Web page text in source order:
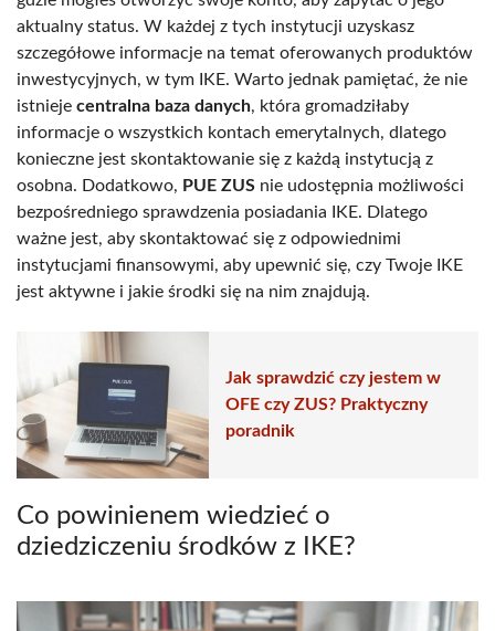
aktualny status. W każdej z tych instytucji uzyskasz
szczegółowe informacje na temat oferowanych produktów
inwestycyjnych, w tym IKE. Warto jednak pamiętać, że nie
istnieje centralna baza danych, która gromadziłaby
informacje o wszystkich kontach emerytalnych, dlatego
konieczne jest skontaktowanie się z każdą instytucją z
osobna. Dodatkowo, PUE ZUS nie udostępnia możliwości
bezpośredniego sprawdzenia posiadania IKE. Dlatego
ważne jest, aby skontaktować się z odpowiednimi
instytucjami finansowymi, aby upewnić się, czy Twoje IKE
jest aktywne i jakie środki się na nim znajdują.
Jak sprawdzić czy jestem w
OFE czy ZUS? Praktyczny
poradnik
Co powinienem wiedzieć o
dziedziczeniu środków z IKE?